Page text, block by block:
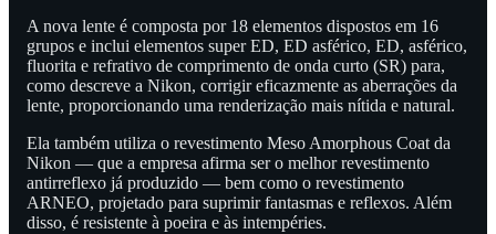
A nova lente é composta por 18 elementos dispostos em 16
grupos e inclui elementos super ED, ED asférico, ED, asférico,
fluorita e refrativo de comprimento de onda curto (SR) para,
como descreve a Nikon, corrigir eficazmente as aberrações da
lente, proporcionando uma renderização mais nítida e natural.
Ela também utiliza o revestimento Meso Amorphous Coat da
Nikon — que a empresa afirma ser o melhor revestimento
antirreflexo já produzido — bem como o revestimento
ARNEO, projetado para suprimir fantasmas e reflexos. Além
disso, é resistente à poeira e às intempéries.